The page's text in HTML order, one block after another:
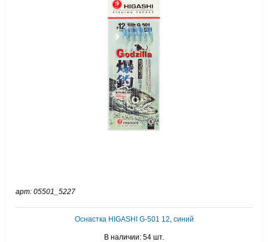
арт: 05501_5227
Оснастка HIGASHI G-501 12, синий
В наличии: 54 шт.